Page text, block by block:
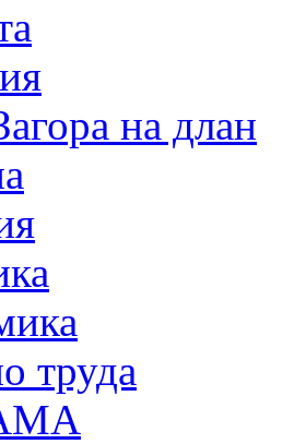
на длан
труда